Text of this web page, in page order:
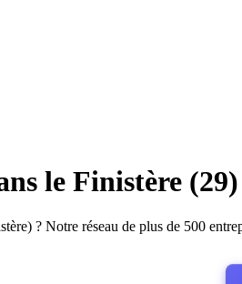
le Finistère (29)
? Notre réseau de plus de 500